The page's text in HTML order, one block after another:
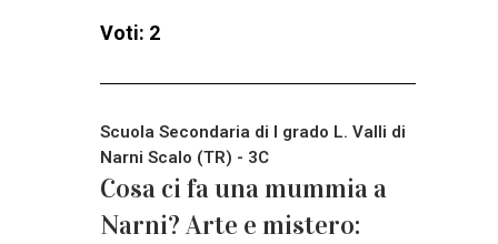
Voti: 2
Scuola Secondaria di I grado L. Valli di
Narni Scalo (TR) - 3C
Cosa ci fa una mummia a
Narni? Arte e mistero: